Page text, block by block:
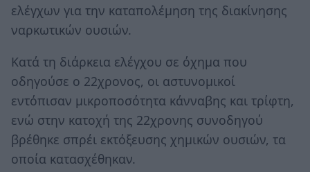
ελέγχων για την καταπολέμηση της διακίνησης
ναρκωτικών ουσιών.
Κατά τη διάρκεια ελέγχου σε όχημα που
οδηγούσε ο 22χρονος, οι αστυνομικοί
εντόπισαν μικροποσότητα κάνναβης και τρίφτη,
ενώ στην κατοχή της 22χρονης συνοδηγού
βρέθηκε σπρέι εκτόξευσης χημικών ουσιών, τα
οποία κατασχέθηκαν.